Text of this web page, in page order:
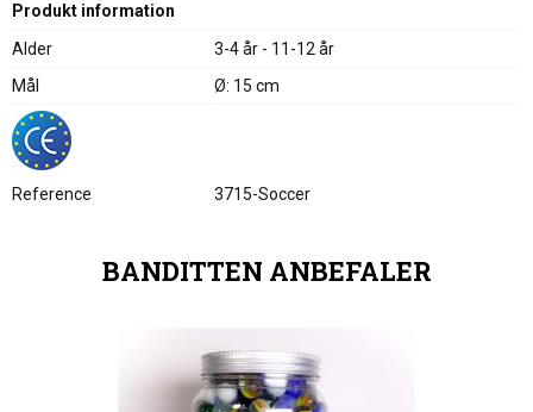
Produkt information
Alder
3-4 år - 11-12 år
Mål
Ø: 15 cm
Reference 3715-Soccer
BANDITTEN ANBEFALER